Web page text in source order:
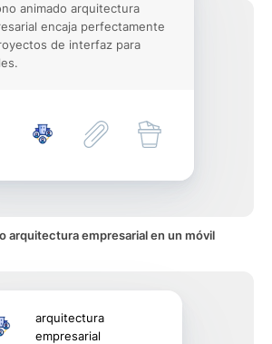
animado arquitectura
encaja perfectamente
de interfaz para
arquitectura empresarial en un móvil
arquitectura
empresarial